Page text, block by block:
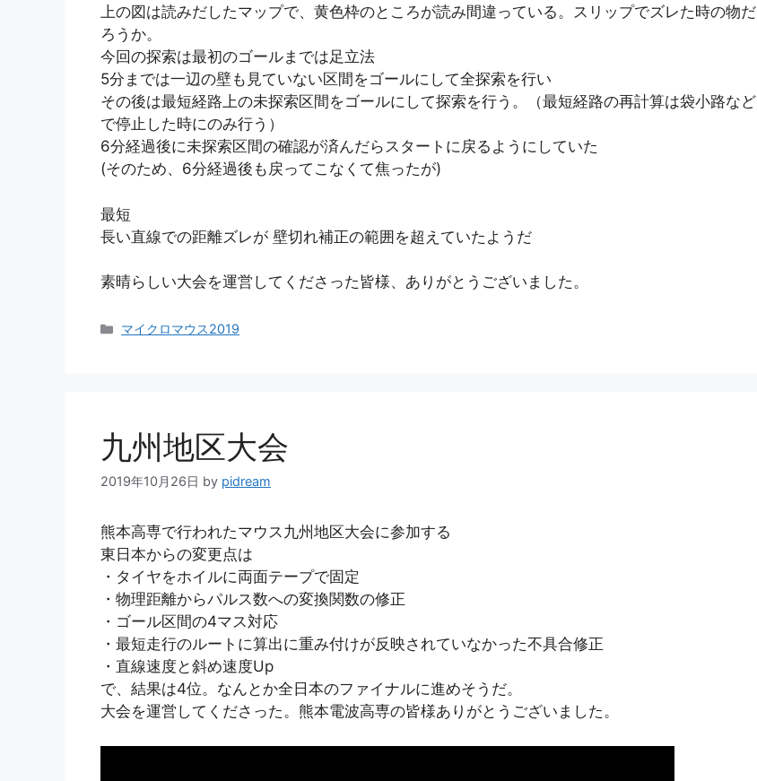
上の図は読みだしたマップで、黄色枠のところが読み間違っている。スリップでズレた時の物だ
ろうか。
今回の探索は最初のゴールまでは足立法
5分までは一辺の壁も見ていない区間をゴールにして全探索を行い
その後は最短経路上の未探索区間をゴールにして探索を行う。（最短経路の再計算は袋小路など
で停止した時にのみ行う）
6分経過後に未探索区間の確認が済んだらスタートに戻るようにしていた
(そのため、6分経過後も戻ってこなくて焦ったが)
最短
長い直線での距離ズレが 壁切れ補正の範囲を超えていたようだ
素晴らしい大会を運営してくださった皆様、ありがとうございました。
カ
マイクロマウス2019
九州地区大会
2019年10月26日 by pidream
熊本高専で行われたマウス九州地区大会に参加する
東日本からの変更点は
・タイヤをホイルに両面テープで固定
・物理距離からパルス数への変換関数の修正
・ゴール区間の4マス対応
・最短走行のルートに算出に重み付けが反映されていなかった不具合修正
・直線速度と斜め速度Up
で、結果は4位。なんとか全日本のファイナルに進めそうだ。
大会を運営してくださった。熊本電波高専の皆様ありがとうございました。